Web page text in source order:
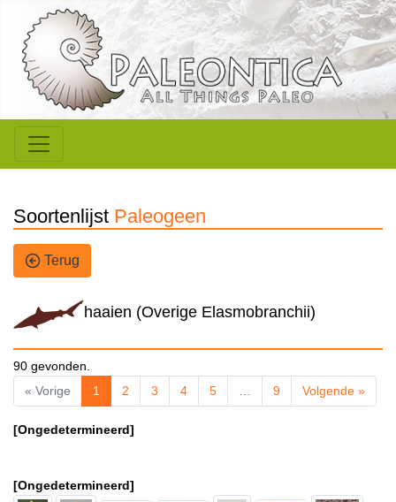
Soortenlijst Paleogeen
Terug
haaien (Overige Elasmobranchii)
90 gevonden.
« Vorige
1 2 3 4 5 … 9 Volgende »
[Ongedetermineerd]
[Ongedetermineerd]